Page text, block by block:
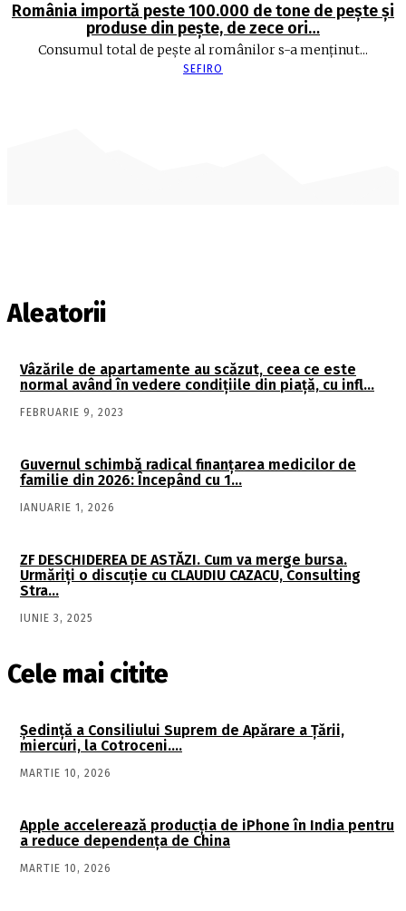
România importă peste 100.000 de tone de peşte şi
produse din peşte, de zece ori…
Consumul total de peşte al ro­mâ­nilor s-a menţinut...
SEFIRO
Aleatorii
Vâzările de apartamente au scăzut, ceea ce este
normal având în vedere condiţiile din piaţă, cu infl…
FEBRUARIE 9, 2023
Guvernul schimbă radical finanţarea medicilor de
familie din 2026: Începând cu 1…
IANUARIE 1, 2026
ZF DESCHIDEREA DE ASTĂZI. Cum va merge bursa.
Urmăriţi o discuţie cu CLAUDIU CAZACU, Consulting
Stra…
IUNIE 3, 2025
Cele mai citite
Şedinţă a Consiliului Suprem de Apărare a Ţării,
miercuri, la Cotroceni….
MARTIE 10, 2026
Apple accelerează producția de iPhone în India pentru
a reduce dependența de China
MARTIE 10, 2026